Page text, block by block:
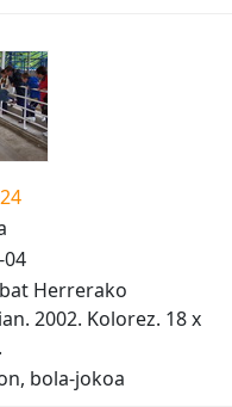
04
Herrerako
2002. Kolorez. 18 x
bola-jokoa